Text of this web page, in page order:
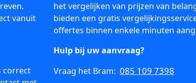
vanuit
correct
het vergelijken van prijzen van
bieden een gratis
offertes binnen enkele minuten
Hulp bij uw aanvraag?
Vraag het Bram: 085 109 7398